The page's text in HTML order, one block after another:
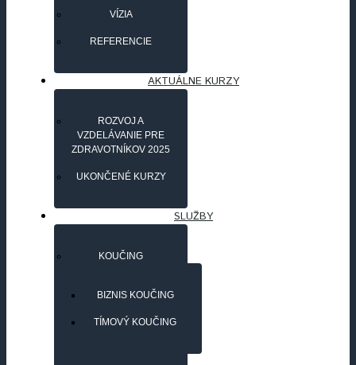
VÍZIA
REFERENCIE
AKTUÁLNE KURZY
ROZVOJ A
VZDELÁVANIE PRE
ZDRAVOTNÍKOV 2025
UKONČENÉ KURZY
SLUŽBY
KOUČING
BIZNIS KOUČING
TÍMOVÝ KOUČING